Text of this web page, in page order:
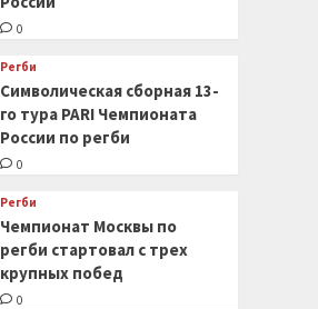
0
Регби
Символическая сборная 13-
го тура PARI Чемпионата
России по регби
0
Регби
Чемпионат Москвы по
регби стартовал с трех
крупных побед
0